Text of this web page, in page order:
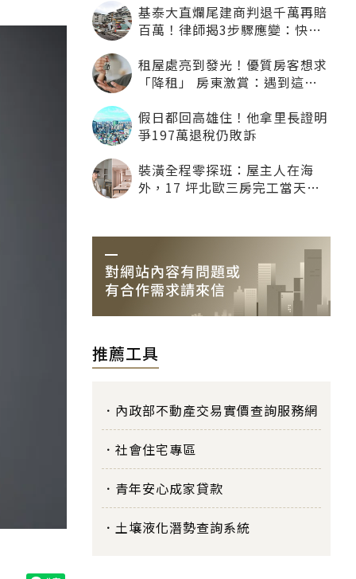
基泰大直爛尾建商判退千萬再賠
百萬！律師揭3步驟應變：快通
租屋處亮到發光！優質房客想求
「降租」 房東激賞：遇到這種
假日都回高雄住！他拿里長證明
爭197萬退稅仍敗訴
裝潢全程零探班：屋主人在海
外，17 坪北歐三房完工當天才
推薦工具
內政部不動產交易實價查詢服務網
社會住宅專區
青年安心成家貸款
土壤液化潛勢查詢系統